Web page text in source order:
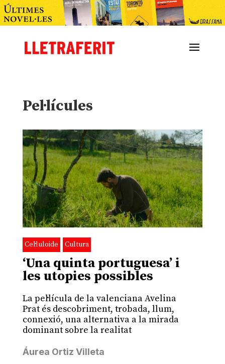
Pel·lícules
Cel·luloide Cultura
‘Una quinta portuguesa’ i
les utopies possibles
La pel·lícula de la valenciana Avelina
Prat és descobriment, trobada, llum,
connexió, una alternativa a la mirada
dominant sobre la realitat
Áurea Ortiz Villeta